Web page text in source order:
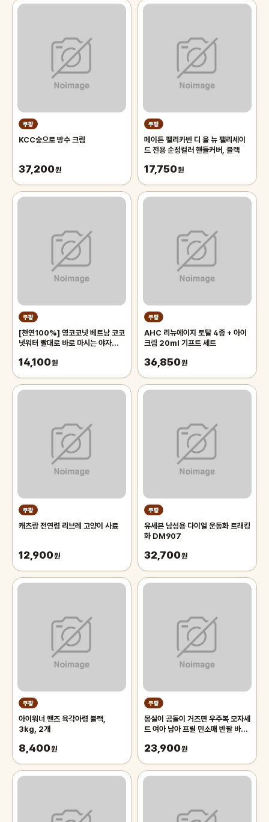
쿠팡
KCC숲으로 방수 크림
37,200원
쿠팡
메이튼 팰리카빈 디 올 뉴 팰리세이
드 전용 순정컬러 핸들커버, 블랙
17,750원
쿠팡
[천연100%] 영코코넛 베트남 코코
넛워터 빨대로 바로 마시는 야자열매
(2과입)
14,100원
쿠팡
AHC 리뉴에이지 토탈 4종 + 아이
크림 20ml 기프트 세트
36,850원
쿠팡
캐츠랑 전연령 리브레 고양이 사료
12,900원
쿠팡
유세븐 남성용 다이얼 운동화 트래킹
화 DM907
32,700원
쿠팡
아이워너 맨즈 육각아령 블랙,
3kg, 2개
8,400원
쿠팡
몽실이 곰돌이 거즈면 우주복 모자세
트 여아 남아 프릴 민소매 반팔 바디
23,900원